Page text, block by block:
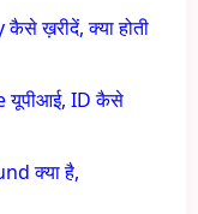
ख़रीदें, क्या होती
यूपीआई, ID कैसे
क्या है,